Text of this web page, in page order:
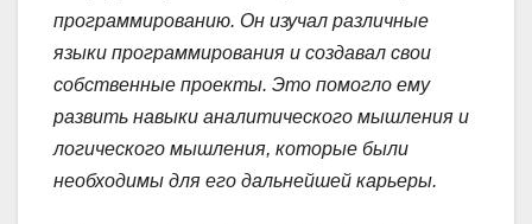
программированию. Он изучал различные
языки программирования и создавал свои
собственные проекты. Это помогло ему
развить навыки аналитического мышления и
логического мышления, которые были
необходимы для его дальнейшей карьеры.